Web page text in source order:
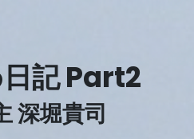
記 Part2
深堀貴司